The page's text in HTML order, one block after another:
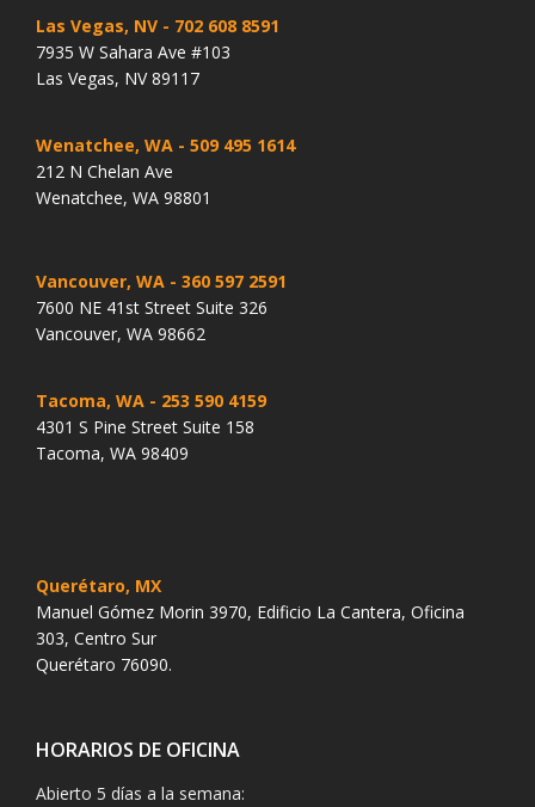
Las Vegas, NV - 702 608 8591
7935 W Sahara Ave #103
Las Vegas, NV 89117
Wenatchee, WA - 509 495 1614
212 N Chelan Ave
Wenatchee, WA 98801
Vancouver, WA - 360 597 2591
7600 NE 41st Street Suite 326
Vancouver, WA 98662
Tacoma, WA - 253 590 4159
4301 S Pine Street Suite 158
Tacoma, WA 98409
Querétaro, MX
Manuel Gómez Morin 3970, Edificio La Cantera, Oficina
303, Centro Sur
Querétaro 76090.
HORARIOS DE OFICINA
Abierto 5 días a la semana: